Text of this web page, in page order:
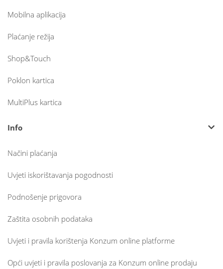
Mobilna aplikacija
Plaćanje režija
Shop&Touch
Poklon kartica
MultiPlus kartica
Info
Načini plaćanja
Uvjeti iskorištavanja pogodnosti
Podnošenje prigovora
Zaštita osobnih podataka
Uvjeti i pravila korištenja Konzum online platforme
Opći uvjeti i pravila poslovanja za Konzum online prodaju